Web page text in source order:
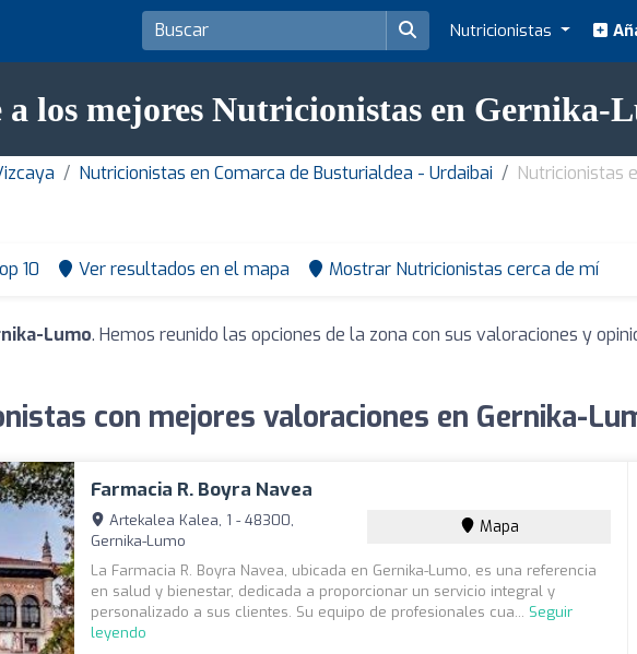
Nutricionistas
a los mejores Nutricionistas en Gernika-
Nutricionistas en Comarca de Busturialdea - Urdaibai Nutricionistas
10 Ver resultados en el mapa Mostrar Nutricionistas cerca de mí
Lumo. Hemos reunido las opciones de la zona con sus valoraciones y
con mejores valoraciones en Gernika-
Farmacia R. Boyra Navea
Artekalea Kalea, 1 - 48300,
Gernika-Lumo
Mapa
La Farmacia R. Boyra Navea, ubicada en Gernika-Lumo, es una referencia
en salud y bienestar, dedicada a proporcionar un servicio integral y
personalizado a sus clientes. Su equipo de profesionales cua... Seguir
leyendo